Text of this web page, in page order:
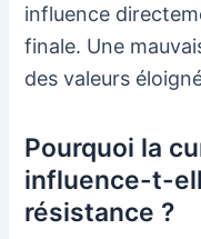
influence
finale. Une
des valeurs
Pourquoi la
influence-t-
résistance ?